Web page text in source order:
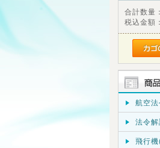
合計数量：
税込金額：
航空
法令
飛行